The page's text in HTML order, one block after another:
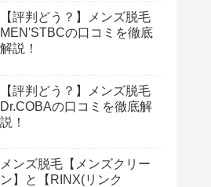
【評判どう？】メンズ脱毛
MEN'STBCの口コミを徹底
解説！
【評判どう？】メンズ脱毛
Dr.COBAの口コミを徹底解
説！
メンズ脱毛【メンズクリー
ン】と【RINX(リンク